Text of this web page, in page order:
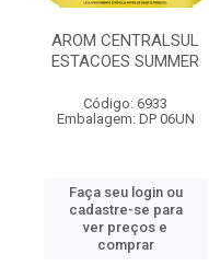
AROM CENTRALSUL
ESTACOES SUMMER
Código: 6933
Embalagem: DP 06UN
Faça seu login ou
cadastre-se para
ver preços e
comprar